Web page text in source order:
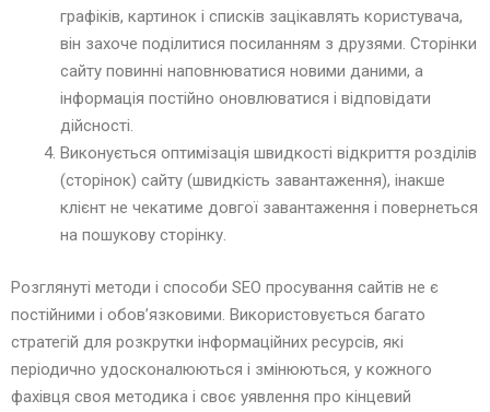
графіків, картинок і списків зацікавлять користувача,
він захоче поділитися посиланням з друзями. Сторінки
сайту повинні наповнюватися новими даними, а
інформація постійно оновлюватися і відповідати
дійсності.
Виконується оптимізація швидкості відкриття розділів
(сторінок) сайту (швидкість завантаження), інакше
клієнт не чекатиме довгої завантаження і повернеться
на пошукову сторінку.
Розглянуті методи і способи SEO просування сайтів не є
постійними і обов’язковими. Використовується багато
стратегій для розкрутки інформаційних ресурсів, які
періодично удосконалюються і змінюються, у кожного
фахівця своя методика і своє уявлення про кінцевий